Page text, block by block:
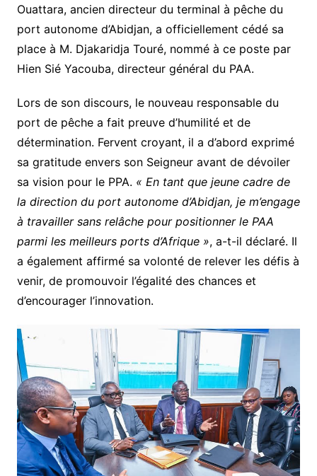
Ouattara, ancien directeur du terminal à pêche du
port autonome d’Abidjan, a officiellement cédé sa
place à M. Djakaridja Touré, nommé à ce poste par
Hien Sié Yacouba, directeur général du PAA.
Lors de son discours, le nouveau responsable du
port de pêche a fait preuve d’humilité et de
détermination. Fervent croyant, il a d’abord exprimé
sa gratitude envers son Seigneur avant de dévoiler
sa vision pour le PPA. « En tant que jeune cadre de
la direction du port autonome d’Abidjan, je m’engage
à travailler sans relâche pour positionner le PAA
parmi les meilleurs ports d’Afrique », a-t-il déclaré. Il
a également affirmé sa volonté de relever les défis à
venir, de promouvoir l’égalité des chances et
d’encourager l’innovation.